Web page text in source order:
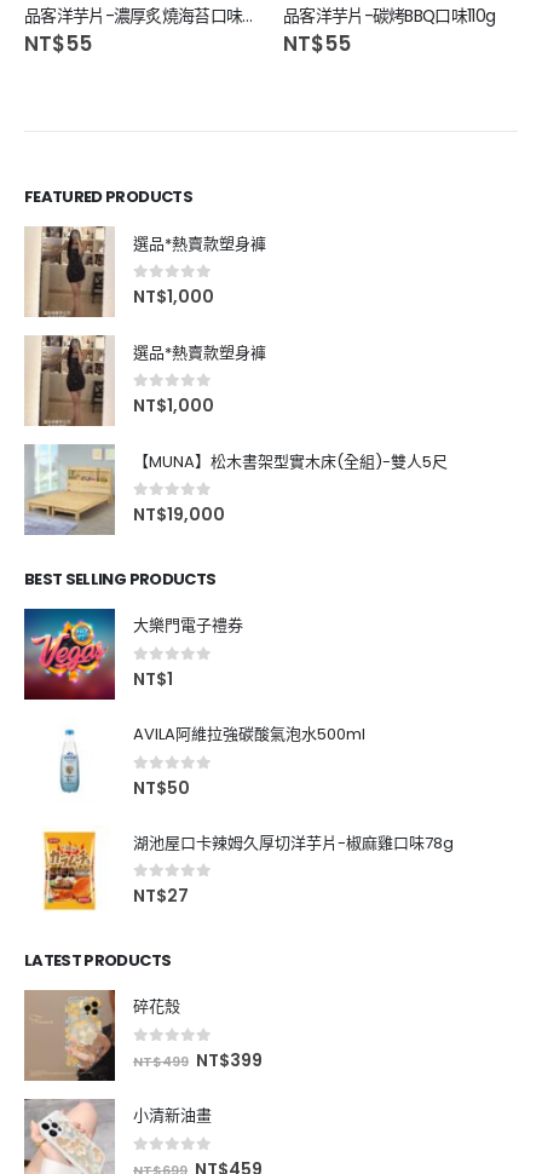
品客洋芋片-濃厚炙燒海苔口味97g
NT$55
品客洋芋片-碳烤BBQ口味110g
NT$55
FEATURED PRODUCTS
選品*熱賣款塑身褲
0out of 5
NT$1,000
選品*熱賣款塑身褲
0out of 5
NT$1,000
【MUNA】松木書架型實木床(全組)-雙人5尺
0out of 5
NT$19,000
BEST SELLING PRODUCTS
大樂門電子禮券
0out of 5
NT$1
AVILA阿維拉強碳酸氣泡水500ml
0out of 5
NT$50
湖池屋口卡辣姆久厚切洋芋片-椒麻雞口味78g
0out of 5
NT$27
LATEST PRODUCTS
碎花殼
out of 5
NT$499 NT$399
小清新油畫
out of 5
NT$699 NT$459